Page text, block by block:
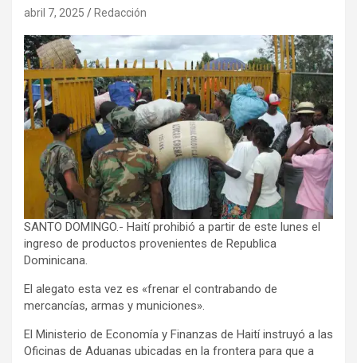
abril 7, 2025 Redacción
SANTO DOMINGO.- Haití prohibió a partir de este lunes el
ingreso de productos provenientes de Republica
Dominicana.
El alegato esta vez es «frenar el contrabando de
mercancías, armas y municiones».
El Ministerio de Economía y Finanzas de Haití instruyó a las
Oficinas de Aduanas ubicadas en la frontera para que a